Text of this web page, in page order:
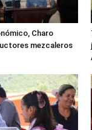
Charo
mezcaleros